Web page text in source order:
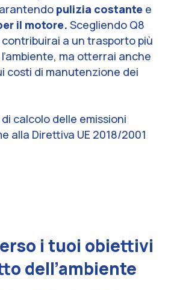
pulizia costante e
il motore. Scegliendo Q8
contribuirai a un trasporto più
ma otterrai anche
costi di manutenzione dei
calcolo delle emissioni
alla Direttiva UE 2018/2001
i tuoi obiettivi
dell’ambiente